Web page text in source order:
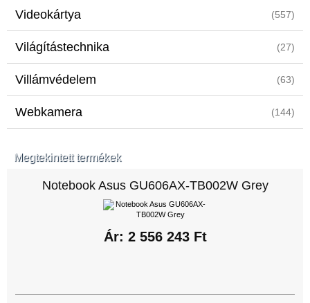
Videokártya (557)
Világítástechnika (27)
Villámvédelem (63)
Webkamera (144)
Megtekintett termékek
Notebook Asus GU606AX-TB002W Grey
Ár: 2 556 243 Ft